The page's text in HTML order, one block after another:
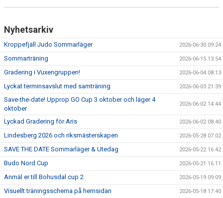
Nyhetsarkiv
Kroppefjäll Judo Sommarläger 2026-06-30 09:24
Sommarträning 2026-06-15 13:54
Gradering i Vuxengruppen! 2026-06-04 08:13
Lyckat terminsavslut med samträning 2026-06-03 21:39
Save-the-date! Upprop GO Cup 3 oktober och läger 4
oktober
2026-06-02 14:44
Lyckad Gradering för Aris 2026-06-02 08:40
Lindesberg 2026 och riksmästerskapen 2026-05-28 07:02
SAVE THE DATE Sommarläger & Utedag 2026-05-22 16:42
Budo Nord Cup 2026-05-21 16:11
Anmäl er till Bohusdal cup 2 2026-05-19 09:09
Visuellt träningsschema på hemsidan 2026-05-18 17:40